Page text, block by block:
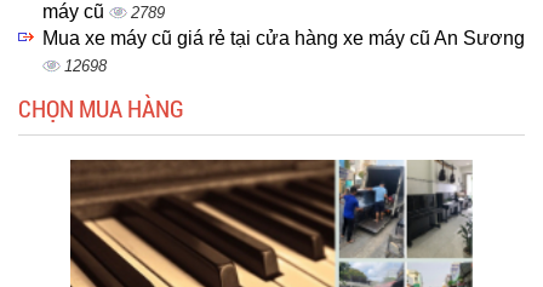
máy cũ
2789
Mua xe máy cũ giá rẻ tại cửa hàng xe máy cũ An Sương
12698
CHỌN MUA HÀNG